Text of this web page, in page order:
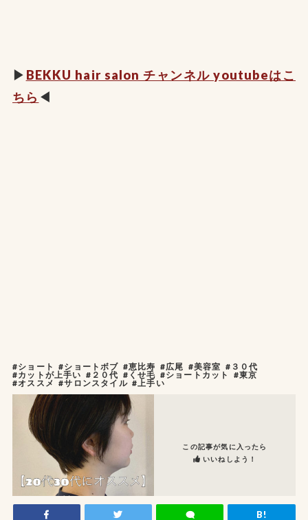
▶︎ BEKKU hair salon チャンネル youtubeはこ
ちら ◀︎
#ショート #ショートボブ #恵比寿 #広尾 #美容室 #３０代
#カットが上手い #２０代 #くせ毛 #ショートカット
#東京
#オススメ #サロンスタイル #上手い
この記事が気に入ったら
いいねしよう！